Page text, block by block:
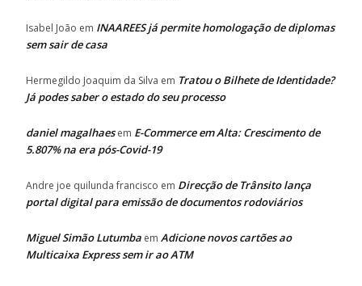
Isabel João em INAAREES já permite homologação de diplomas
sem sair de casa
Hermegildo Joaquim da Silva em Tratou o Bilhete de Identidade?
Já podes saber o estado do seu processo
daniel magalhaesem E-Commerce em Alta: Crescimento de
5.807% na era pós-Covid-19
Andre joe quilunda francisco em Direcção de Trânsito lança
portal digital para emissão de documentos rodoviários
Miguel Simão Lutumba em Adicione novos cartões ao
Multicaixa Express sem ir ao ATM